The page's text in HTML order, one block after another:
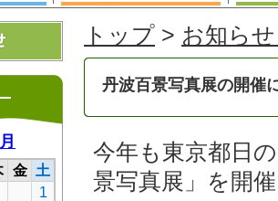
トップ > お知ら
丹波百景写真展の開催
今年も東京都日
景写真展」を開